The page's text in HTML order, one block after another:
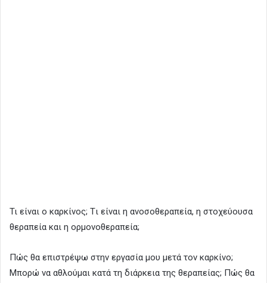
Τι είναι ο καρκίνος; Tι είναι η ανοσοθεραπεία, η στοχεύουσα
θεραπεία και η ορμονοθεραπεία;
Πώς θα επιστρέψω στην εργασία μου μετά τον καρκίνο;
Μπορώ να αθλούμαι κατά τη διάρκεια της θεραπείας; Πώς θα